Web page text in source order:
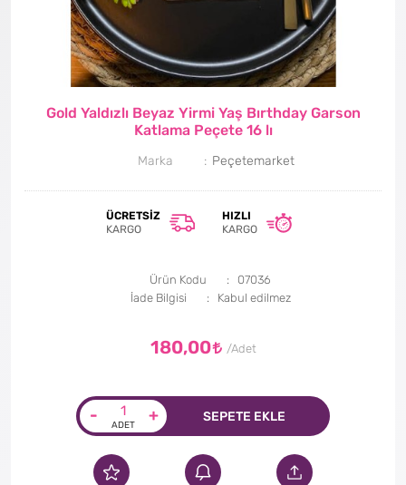
Gold Yaldızlı Beyaz Yirmi Yaş Bırthday Garson
Katlama Peçete 16 lı
Marka Peçetemarket
ÜCRETSIZ
KARGO
HIZLI
KARGO
Ürün Kodu
07036
İade Bilgisi
180,00
- + SEPETE EKLE